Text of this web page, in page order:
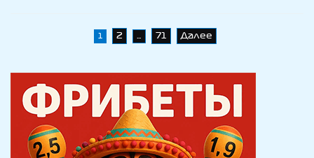
последнего
в
Нэшвилле
записям
2 71 Далее